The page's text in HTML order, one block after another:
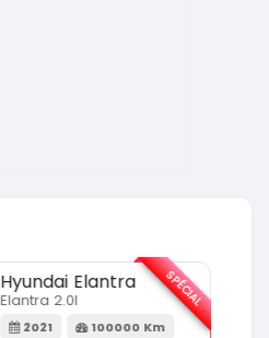
Hyundai Elantra
Elantra 2.0l
2021 100000 Km
SPÉCIAL